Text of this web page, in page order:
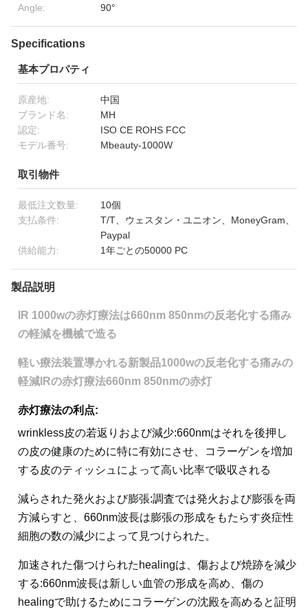
Angle: 90°
Specifications
基本プロパティ
原産地:
中国
ブランド名:
MH
認定:
ISO CE ROHS FCC
モデル番号:
Mbeauty-1000W
取引物件
最低注文数量:
10個
支払条件:
T/T、ウェスタン・ユニオン、MoneyGram、
Paypal
供給能力:
1年ごとの50000 PC
製品説明
IR 1000wの赤灯療法は660nm 850nmの反老化する痛み
の軽減を機械で造る
軽い療法装置導かれる新製品1000wの反老化する痛みの
軽減IRの赤灯療法660nm 850nmの赤灯
赤灯療法の利点:
wrinkless皮の若返りおよび減少:660nmはそれを後押し
の皮の健康のために特に有効にさせ、コラーゲンを増加
する皮のティッシュによって高い比率で吸収される
減らされた発火および膨張:調査では発火および膨張を両
方減らすと、660nm波長は膨張の形成をもたらす炎症性
細胞の数の減少によって見つけられた。
加速された傷つけられたhealingは、傷および焼跡を減少
する:660nm波長は新しい血管の形成を高め、傷の
healingで助けるためにコラーゲンの沈殿を高めると証明